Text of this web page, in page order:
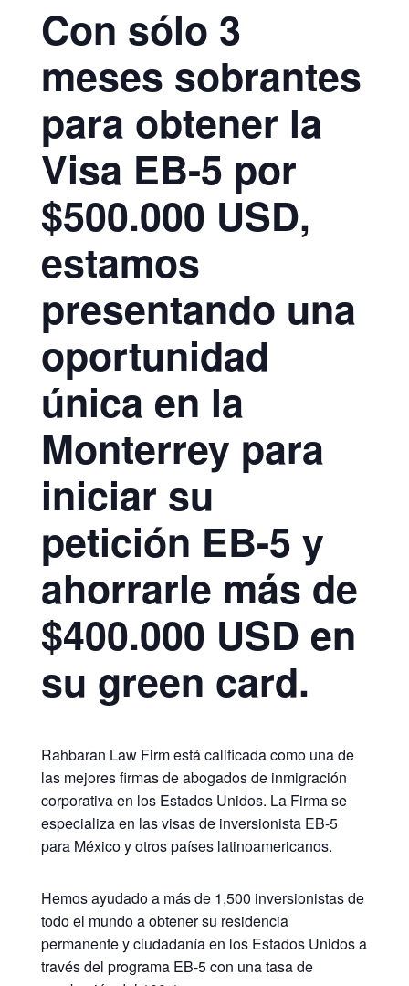
Con sólo 3
meses sobrantes
para obtener la
Visa EB-5 por
$500.000 USD,
estamos
presentando una
oportunidad
única en la
Monterrey para
iniciar su
petición EB-5 y
ahorrarle más de
$400.000 USD en
su green card.
Rahbaran Law Firm está calificada como una de
las mejores firmas de abogados de inmigración
corporativa en los Estados Unidos. La Firma se
especializa en las visas de inversionista EB-5
para México y otros países latinoamericanos.
Hemos ayudado a más de 1,500 inversionistas de
todo el mundo a obtener su residencia
permanente y ciudadanía en los Estados Unidos a
través del programa EB-5 con una tasa de